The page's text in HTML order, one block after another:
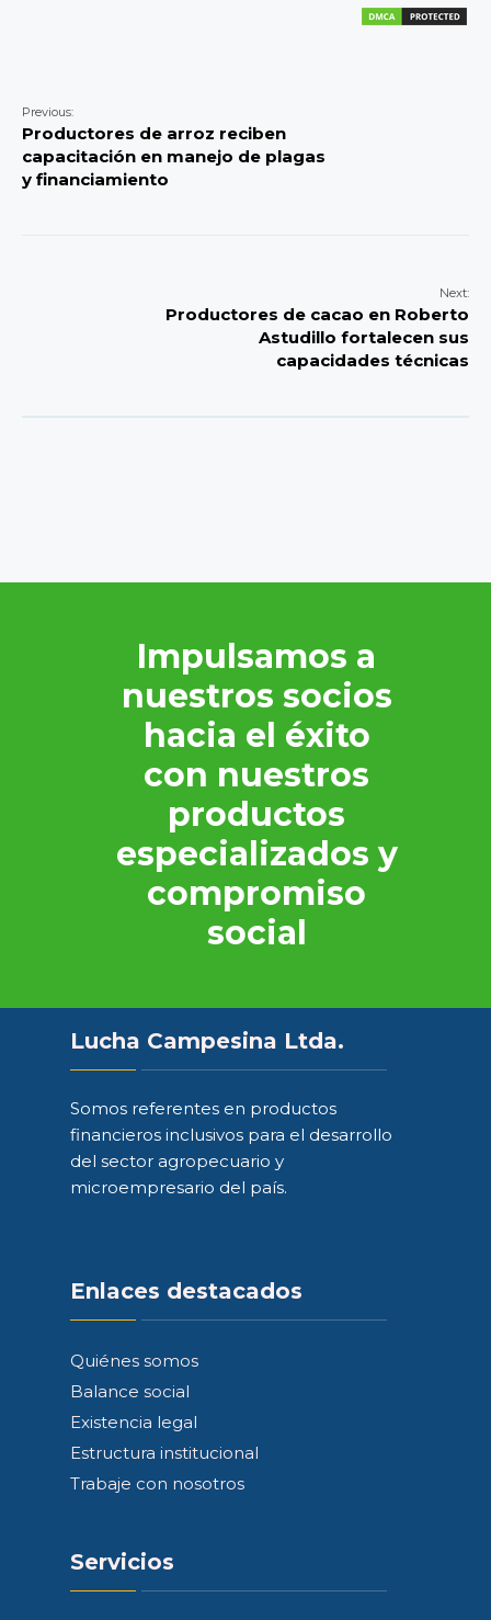
Previous:
Productores de arroz reciben
capacitación en manejo de plagas
y financiamiento
Next:
Productores de cacao en Roberto
Astudillo fortalecen sus
capacidades técnicas
Impulsamos a
nuestros socios
hacia el éxito
con nuestros
productos
especializados y
compromiso
social
Lucha Campesina Ltda.
Somos referentes en productos
financieros inclusivos para el desarrollo
del sector agropecuario y
microempresario del país.
Enlaces destacados
Quiénes somos
Balance social
Existencia legal
Estructura institucional
Trabaje con nosotros
Servicios